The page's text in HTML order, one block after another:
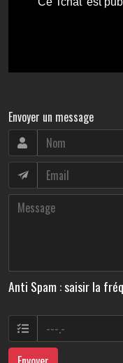
Envoyer un message
Anti Spam : saisir la